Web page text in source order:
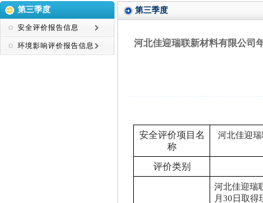
第三季度
安全评价报告信息
环境影响评价报告信息
第三季度
河北佳迎瑞联新材料有限公司
安全评价项目名
称
河北佳迎
评价类别
河北佳迎瑞
月30日取